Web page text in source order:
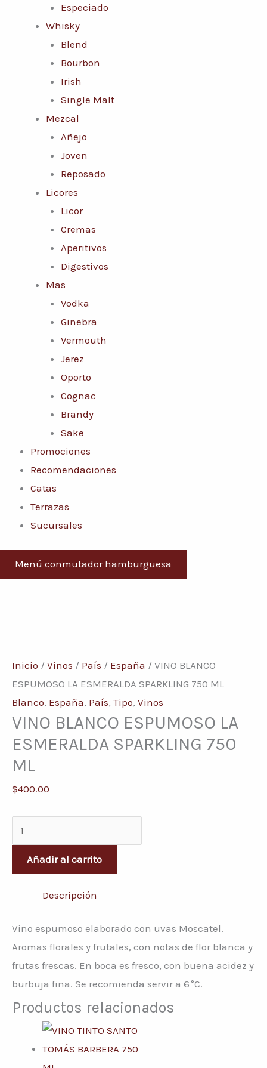
Especiado
Whisky
Blend
Bourbon
Irish
Single Malt
Mezcal
Añejo
Joven
Reposado
Licores
Licor
Cremas
Aperitivos
Digestivos
Mas
Vodka
Ginebra
Vermouth
Jerez
Oporto
Cognac
Brandy
Sake
Promociones
Recomendaciones
Catas
Terrazas
Sucursales
Menú conmutador hamburguesa
Inicio / Vinos / País / España / VINO BLANCO
ESPUMOSO LA ESMERALDA SPARKLING 750 ML
Blanco, España, País, Tipo, Vinos
VINO BLANCO ESPUMOSO LA
ESMERALDA SPARKLING 750
ML
$400.00
ESPUMOSO
LA
ESMERALDA
SPARKLING
750
ML
Añadir al carrito
Descripción
Vino espumoso elaborado con uvas Moscatel.
Aromas florales y frutales, con notas de flor blanca y
frutas frescas. En boca es fresco, con buena acidez y
burbuja fina. Se recomienda servir a 6 °C.
Productos relacionados